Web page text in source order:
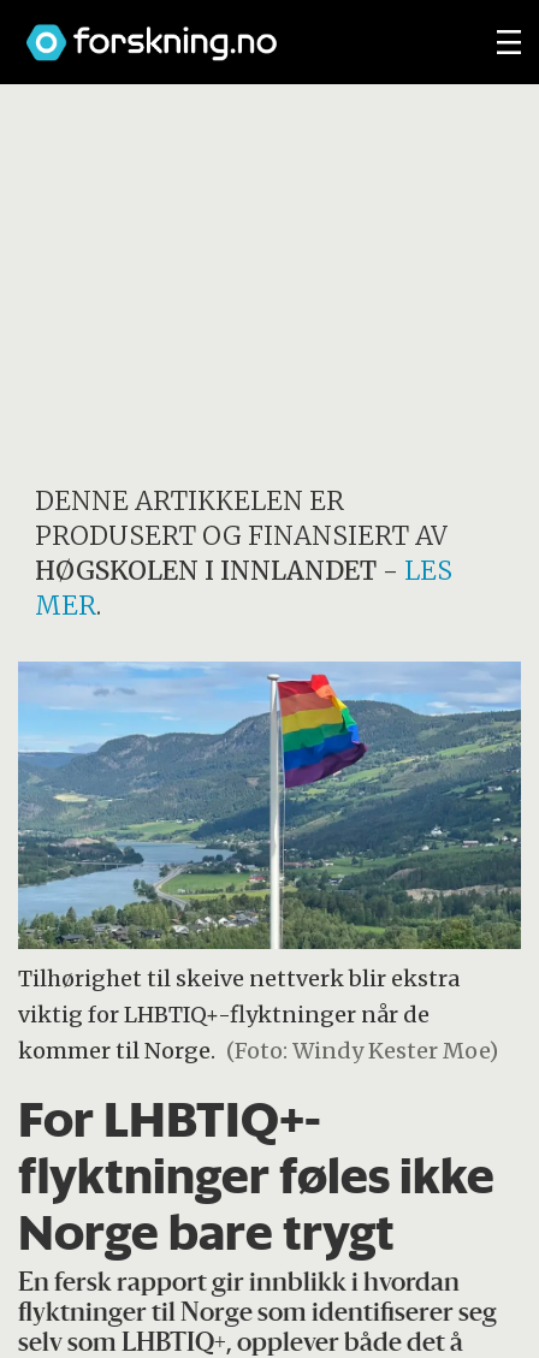
DENNE ARTIKKELEN ER
PRODUSERT OG FINANSIERT AV
HØGSKOLEN I INNLANDET - LES
MER.
Tilhørighet til skeive nettverk blir ekstra
viktig for LHBTIQ+-flyktninger når de
kommer til Norge. (Foto: Windy Kester Moe)
For LHBTIQ+-
flyktninger føles ikke
Norge bare trygt
En fersk rapport gir innblikk i hvordan
flyktninger til Norge som identifiserer seg
selv som LHBTIQ+, opplever både det å